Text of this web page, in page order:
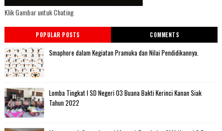
Klik Gambar untuk Chating
POPULAR POSTS COMMENTS
Smaphore dalam Kegiatan Pramuka dan Nilai Pendidikannya.
Lomba Tingkat I SD Negeri 03 Buana Bakti Kerinci Kanan Siak
Tahun 2022